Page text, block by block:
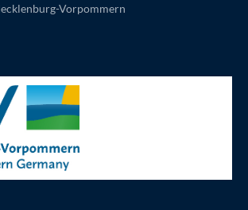
Vorpommern